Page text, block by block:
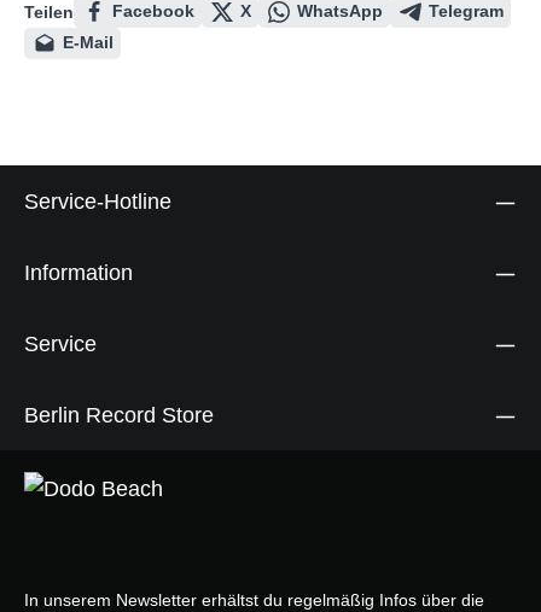
Teilen Facebook X WhatsApp
Telegram
E-Mail
Service-Hotline
Information
Service
Berlin Record Store
In unserem Newsletter erhältst du regelmäßig Infos über die